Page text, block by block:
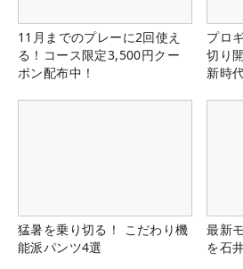
11月までのプレーに2回使え
る！コース限定3,500円クー
ポン配布中！
プロ
切り
新時
猛暑を乗り切る！ こだわり機
能派パンツ4選
最新
を石